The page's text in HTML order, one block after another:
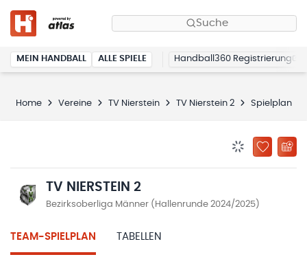
Suche
MEIN HANDBALL ALLE SPIELE Handball360 Registrierung
Home Vereine TV Nierstein TV Nierstein 2 Spielplan
ZU
TV NIERSTEIN 2
Bezirksoberliga Männer (Hallenrunde 2024/2025)
TEAM-SPIELPLAN TABELLEN